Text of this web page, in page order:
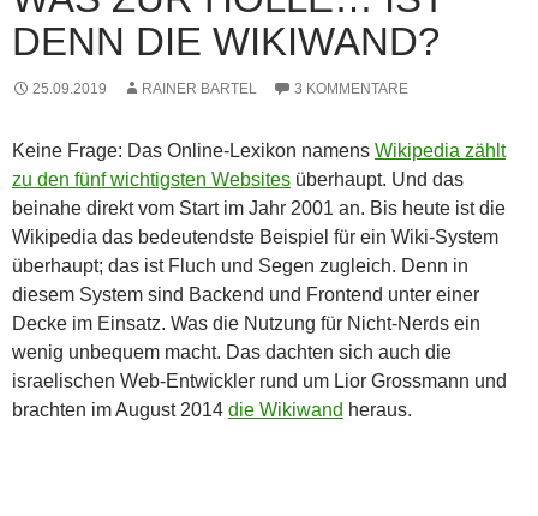
DENN DIE WIKIWAND?
25.09.2019 RAINER BARTEL 3 KOMMENTARE
Keine Frage: Das Online-Lexikon namens Wikipedia zählt
zu den fünf wichtigsten Websites überhaupt. Und das
beinahe direkt vom Start im Jahr 2001 an. Bis heute ist die
Wikipedia das bedeutendste Beispiel für ein Wiki-System
überhaupt; das ist Fluch und Segen zugleich. Denn in
diesem System sind Backend und Frontend unter einer
Decke im Einsatz. Was die Nutzung für Nicht-Nerds ein
wenig unbequem macht. Das dachten sich auch die
israelischen Web-Entwickler rund um Lior Grossmann und
brachten im August 2014 die Wikiwand heraus.